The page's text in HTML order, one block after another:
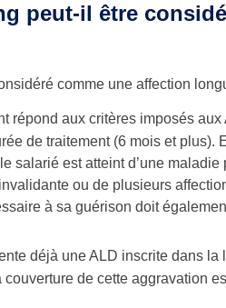
peut-il être
comme une affection
répond aux critères imposés
de traitement (6 mois et plus).
salarié est atteint d’une
ou de plusieurs
à sa guérison doit
déjà une ALD inscrite dans
couverture de cette aggravation